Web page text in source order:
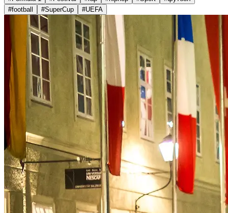
#football #SuperCup #UEFA